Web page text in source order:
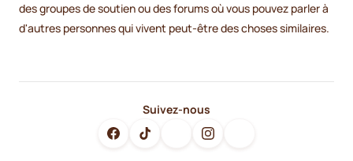
des groupes de soutien ou des forums où vous pouvez parler à
d'autres personnes qui vivent peut-être des choses similaires.
Suivez-nous